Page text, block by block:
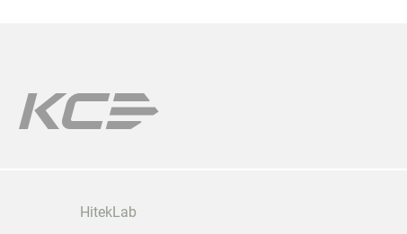
Гарантия на все лампы!
HitekLab